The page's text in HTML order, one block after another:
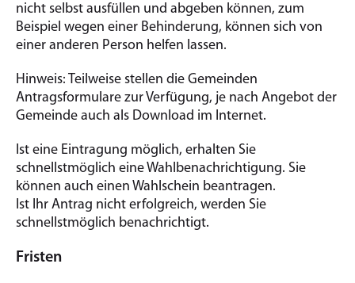
nicht selbst ausfüllen und abgeben können, zum
Beispiel wegen einer Behinderung, können sich von
einer anderen Person helfen lassen.
Hinweis: Teilweise stellen die Gemeinden
Antragsformulare zur Verfügung, je nach Angebot der
Gemeinde auch als Download im Internet.
Ist eine Eintragung möglich, erhalten Sie
schnellstmöglich eine Wahlbenachrichtigung. Sie
können auch einen Wahlschein beantragen.
Ist Ihr Antrag nicht erfolgreich, werden Sie
schnellstmöglich benachrichtigt.
Fristen